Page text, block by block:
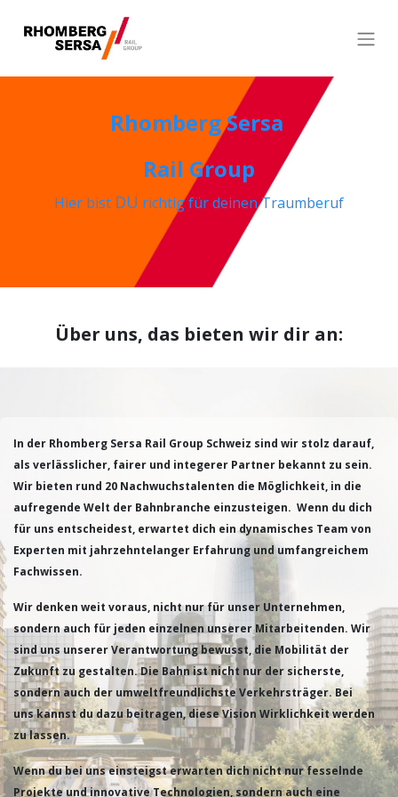
Rhomberg Sersa
Rail Group
Hier bist DU richtig für deinen Traumberuf
Über uns, das bieten wir dir an:
In der Rhomberg Sersa Rail Group Schweiz sind wir stolz darauf,
als verlässlicher, fairer und integerer Partner bekannt zu sein.
Wir bieten rund 20 Nachwuchstalenten die Möglichkeit, in die
aufregende Welt der Bahnbranche einzusteigen. Wenn du dich
für uns entscheidest, erwartet dich ein dynamisches Team von
Experten mit jahrzehntelanger Erfahrung und umfangreichem
Fachwissen.
Wir denken weit voraus, nicht nur für unser Unternehmen,
sondern auch für jeden einzelnen unserer Mitarbeitenden. Wir
sind uns unserer Verantwortung bewusst, die Mobilität der
Zukunft zu gestalten. Die Bahn ist nicht nur der sicherste,
sondern auch der umweltfreundlichste Verkehrsträger. Bei
uns kannst du dazu beitragen, diese Vision Wirklichkeit werden
zu lassen.
Wenn du bei uns einsteigst erwarten dich nicht nur fesselnde
Projekte und innovative Technologien, sondern auch eine